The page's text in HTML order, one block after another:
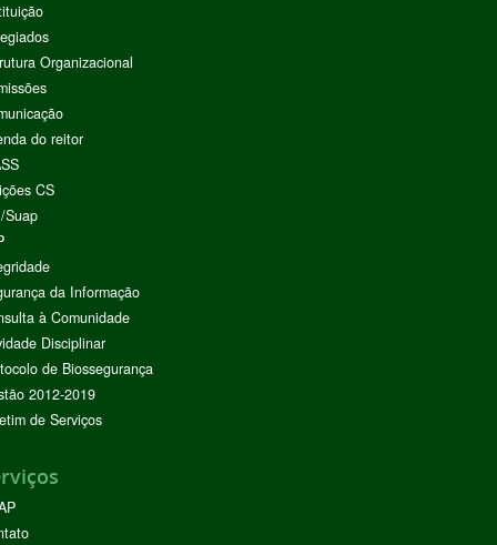
Organizacional
do reitor
CS
Suap
da Informação
à Comunidade
Disciplinar
de Biossegurança
2012-2019
de Serviços